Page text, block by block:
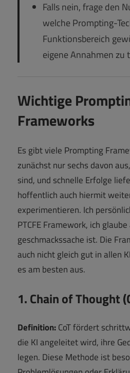
Falls nein, frage den
welche Prompting-
Funktionsbereich
eigene Annahmen zu
Wichtige
Frameworks
Es gibt viele Prompting
zunächst nur sechs davon
sind, und schnelle Erfolge
hoffentlich auch hiermit
experimentieren. Ich
PTCFE Framework, ich
geschmackssache ist. Die
auch nicht gleich gut in allen
es am besten aus.
1. Chain of Thought
Definition:CoT fördert
die KI angeleitet wird, ihre
legen. Diese Methode ist